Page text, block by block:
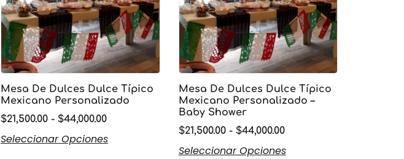
Mesa De Dulces Dulce Típico
Mexicano Personalizado
$21,500.00 - $44,000.00
Seleccionar Opciones
Mesa De Dulces Dulce Típico
Mexicano Personalizado –
Baby Shower
$21,500.00 - $44,000.00
Seleccionar Opciones